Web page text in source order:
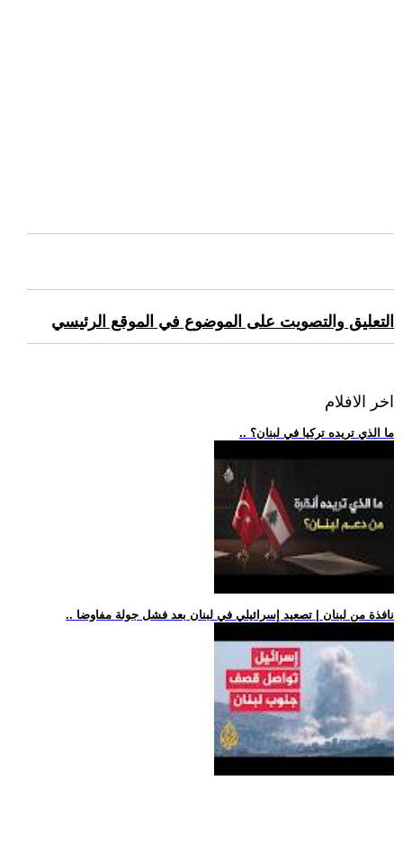
التعليق والتصويت على الموضوع في الموقع الرئيسي
اخر الافلام
.. ما الذي تريده تركيا في لبنان؟
.. نافذة من لبنان | تصعيد إسرائيلي في لبنان بعد فشل جولة مفاوضا